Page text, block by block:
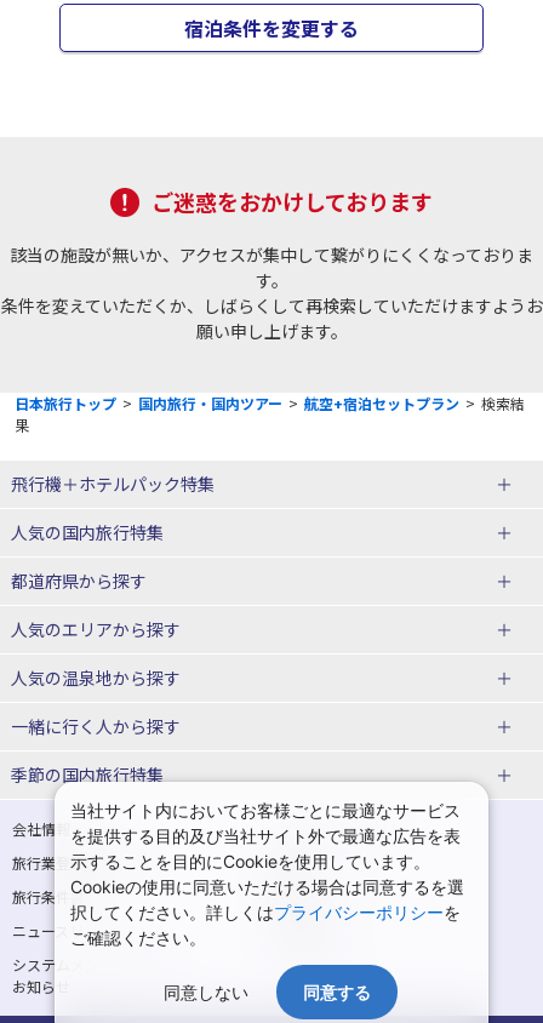
宿泊条件を変更する
ご迷惑をおかけしております
該当の施設が無いか、アクセスが集中して繋がりにくくなっておりま
す。
条件を変えていただくか、しばらくして再検索していただけますようお
願い申し上げます。
日本旅行トップ > 国内旅行・国内ツアー > 航空+宿泊セットプラン > 検索結
果
飛行機＋ホテルパック特集
赤い風船ダイナミックパッケージ
ＪＡＬで行く飛行機+ホテルパック
人気の国内旅行特集
東京ディズニーリゾート®への旅
ユニバーサル・スタジオ・ジャパ
都道府県から探す
北海道旅行・ツアー
東北
青森旅行・ツアー
宮城旅行・ツアー
秋田旅行・ツアー
山形旅行・ツアー
福島旅行・ツアー
関東
東京旅行・ツアー
埼玉旅行・ツアー
千葉旅行・ツアー
人気のエリアから探す
函館旅行
仙台旅行
那須旅行
日光旅行
小笠原旅行
神津島旅行
青ヶ島旅行
人気の温泉地から探す
北海道
湯の川温泉(北海道)
十勝川温泉(北海道)
阿寒湖温泉(北海道)
洞爺湖温泉(北海道)
川湯温泉(北海道)
層雲峡温泉(北海道)
知床温泉(北海道)
花巻温泉(岩手)
蔵王温泉(山形)
一緒に行く人から探す
一人旅 国内版
カップル・夫婦旅行 国内版
女子旅 国内版
卒業旅行・学生旅行 国内版
季節の国内旅行特集
桜・お花見特集
ゴールデンウィーク（GW）の国内
旅行
夏休み・お盆の国内旅行
7月の国内旅行
8月の国内旅行
10月の国内旅行
11月の国内旅行
会社情報
プライバシーポリシー
旅行業登録票・約款
規約集
旅行条件書
商標について
ニュースリリース
システムメンテナンスの
お知らせ
サイトマップ
当社サイト内においてお客様ごとに最適なサービス
を提供する目的及び当社サイト外で最適な広告を表
示することを目的にCookieを使用しています。
Cookieの使用に同意いただける場合は同意するを選
択してください。詳しくはプライバシーポリシーを
ご確認ください。
同意しない 同意する